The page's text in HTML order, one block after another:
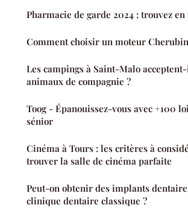
Pharmacie de garde 2024 : trouvez en
Comment choisir un moteur
Les campings à Saint-Malo
animaux de compagnie ?
Toog - Épanouissez-vous avec +100
sénior
Cinéma à Tours : les critères à
trouver la salle de cinéma parfaite
Peut-on obtenir des implants
clinique dentaire classique ?